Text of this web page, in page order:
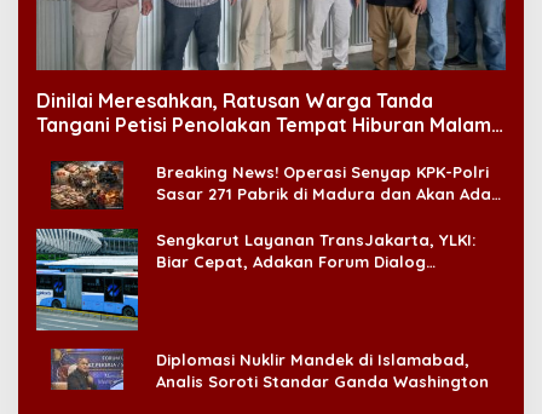
Dinilai Meresahkan, Ratusan Warga Tanda
Tangani Petisi Penolakan Tempat Hiburan Malam
Breaking News! Operasi Senyap KPK-Polri
Sasar 271 Pabrik di Madura dan Akan Ada
Sengkarut Layanan TransJakarta, YLKI:
Biar Cepat, Adakan Forum Dialog
Diplomasi Nuklir Mandek di Islamabad,
Analis Soroti Standar Ganda Washington